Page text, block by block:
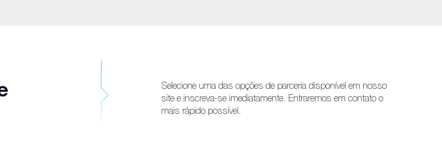
Selecione uma das opções de parceria disponível em nosso
site e inscreva-se imediatamente. Entraremos em contato o
mais rápido possível.